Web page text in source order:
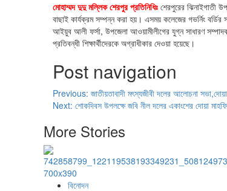
মোহাম্মদ দুদু মল্লিক শেরপুর প্রতিনিধিঃ শেরপুরের ঝিনাইগাতী
বাছাই কার্যক্রম সম্পন্ন করা হয়। এসময় কলেজের গভর্নিং
আইয়ুব আলী ফর্সা, উপজেলা আওয়ামীলীগের যুগ্ন সাধারণ
প্রতিবন্ধী শিক্ষার্থীদেরকে অগ্রাধীকার দেওয়া হয়েছে।
Post navigation
Previous: জাতীয়তাবাদী মৎস্যজীবী দলের আলোচনা
Next: শোকদিবস উপলক্ষে জবি নীল দলের একাংশের দোয়া
More Stories
বিনোদন